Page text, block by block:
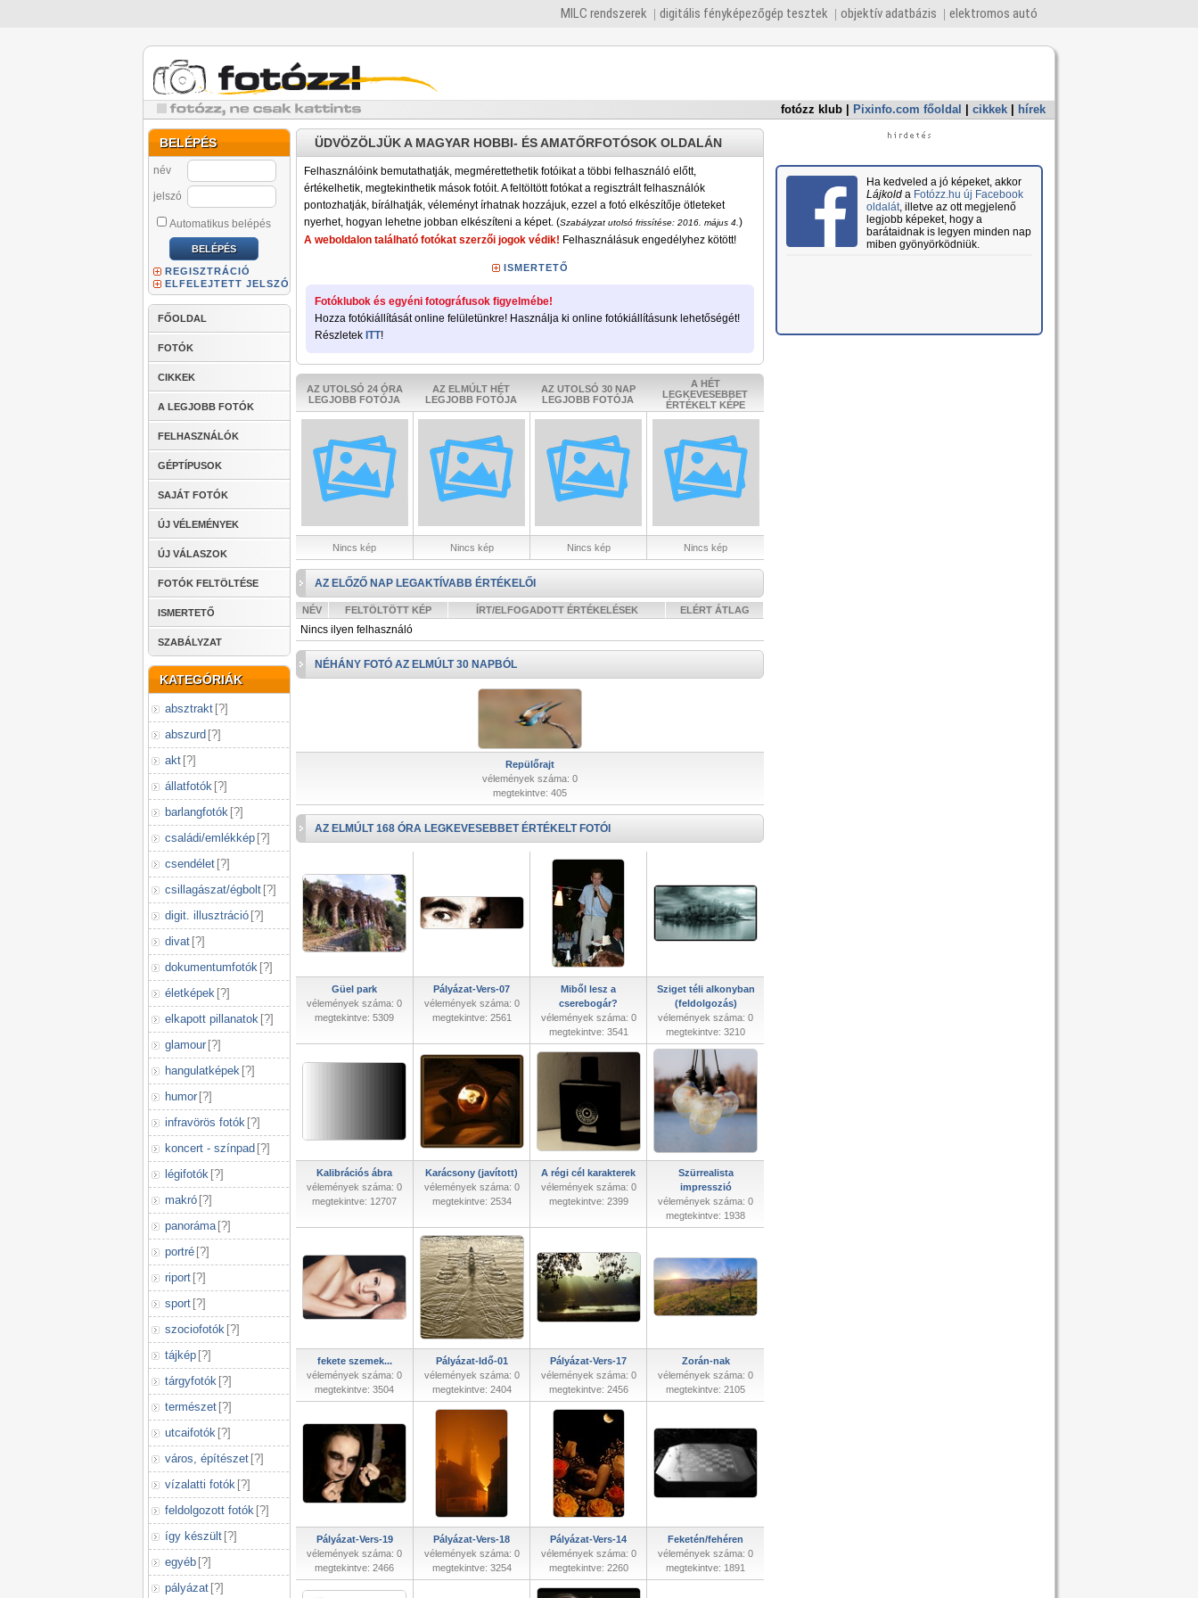
MILC rendszerek digitális fényképezőgép tesztek objektív adatbázis elektromos autó
fotózz klub Pixinfo.com főoldal cikkek hírek
BELÉPÉS
név
jelszó
Automatikus belépés
REGISZTRÁCIÓ
ELFELEJTETT JELSZÓ
FŐOLDAL
FOTÓK
CIKKEK
A LEGJOBB FOTÓK
FELHASZNÁLÓK
GÉPTÍPUSOK
SAJÁT FOTÓK
ÚJ VÉLEMÉNYEK
ÚJ VÁLASZOK
FOTÓK FELTÖLTÉSE
ISMERTETŐ
SZABÁLYZAT
KATEGÓRIÁK
absztrakt [?]
abszurd [?]
akt [?]
állatfotók [?]
barlangfotók [?]
családi/emlékkép [?]
csendélet [?]
csillagászat/égbolt [?]
digit. illusztráció [?]
divat [?]
dokumentumfotók [?]
életképek [?]
elkapott pillanatok [?]
glamour [?]
hangulatképek [?]
humor [?]
infravörös fotók [?]
koncert - színpad [?]
légifotók [?]
makró [?]
panoráma [?]
portré [?]
riport [?]
sport [?]
szociofotók [?]
tájkép [?]
tárgyfotók [?]
természet [?]
utcaifotók [?]
város, építészet [?]
vízalatti fotók [?]
feldolgozott fotók [?]
így készült [?]
egyéb [?]
pályázat [?]
ÜDVÖZÖLJÜK A MAGYAR HOBBI- ÉS AMATŐRFOTÓSOK OLDALÁN
Felhasználóink bemutathatják, megmérettethetik fotóikat a többi felhasználó előtt,
értékelhetik, megtekinthetik mások fotóit. A feltöltött fotókat a regisztrált felhasználók
pontozhatják, bírálhatják, véleményt írhatnak hozzájuk, ezzel a fotó elkészítője ötleteket
nyerhet, hogyan lehetne jobban elkészíteni a képet. (Szabályzat utolsó frissítése: 2016. május 4. )
A weboldalon található fotókat szerzői jogok védik! Felhasználásuk engedélyhez kötött!
ISMERTETŐ
Fotóklubok és egyéni fotográfusok figyelmébe!
Hozza fotókiállítását online felületünkre! Használja ki online fotókiállításunk lehetőségét!
Részletek ITT!
AZ UTOLSÓ 24 ÓRA
LEGJOBB FOTÓJA
AZ ELMÚLT HÉT
LEGJOBB FOTÓJA
AZ UTOLSÓ 30 NAP
LEGJOBB FOTÓJA
A HÉT
LEGKEVESEBBET
ÉRTÉKELT KÉPE
Nincs kép Nincs kép Nincs kép Nincs kép
AZ ELŐZŐ NAP LEGAKTÍVABB ÉRTÉKELŐI
NÉV FELTÖLTÖTT KÉP ÍRT/ELFOGADOTT ÉRTÉKELÉSEK ELÉRT ÁTLAG
Nincs ilyen felhasználó
NÉHÁNY FOTÓ AZ ELMÚLT 30 NAPBÓL
Repülőrajt
vélemények száma: 0
megtekintve: 405
AZ ELMÚLT 168 ÓRA LEGKEVESEBBET ÉRTÉKELT FOTÓI
Güel park
vélemények száma: 0
megtekintve: 5309
Pályázat-Vers-07
vélemények száma: 0
megtekintve: 2561
Miből lesz a
cserebogár?
vélemények száma: 0
megtekintve: 3541
Sziget téli alkonyban
(feldolgozás)
vélemények száma: 0
megtekintve: 3210
Kalibrációs ábra
vélemények száma: 0
megtekintve: 12707
Karácsony (javított)
vélemények száma: 0
megtekintve: 2534
A régi cél karakterek
vélemények száma: 0
megtekintve: 2399
Szürrealista
impresszió
vélemények száma: 0
megtekintve: 1938
fekete szemek...
vélemények száma: 0
megtekintve: 3504
Pályázat-Idő-01
vélemények száma: 0
megtekintve: 2404
Pályázat-Vers-17
vélemények száma: 0
megtekintve: 2456
Zorán-nak
vélemények száma: 0
megtekintve: 2105
Pályázat-Vers-19
vélemények száma: 0
megtekintve: 2466
Pályázat-Vers-18
vélemények száma: 0
megtekintve: 3254
Pályázat-Vers-14
vélemények száma: 0
megtekintve: 2260
Feketén/fehéren
vélemények száma: 0
megtekintve: 1891
Ha kedveled a jó képeket, akkor
Lájkolda Fotózz.hu új Facebook
oldalát, illetve az ott megjelenő
legjobb képeket, hogy a
barátaidnak is legyen minden nap
miben gyönyörködniük.